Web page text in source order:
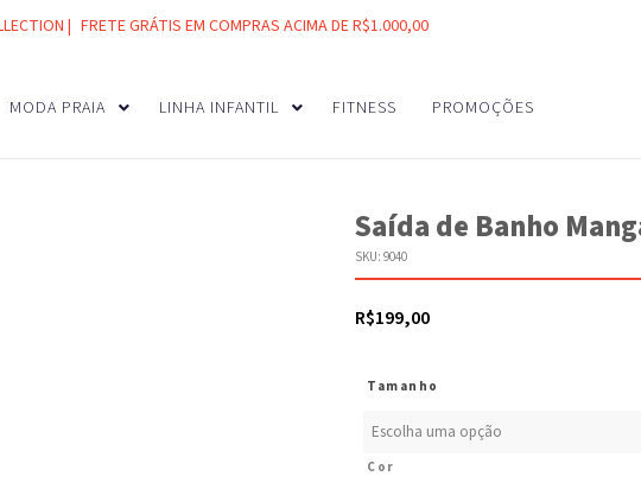
| FRETE GRÁTIS EM COMPRAS ACIMA DE R$1.000,00
MODA PRAIA LINHA INFANTIL FITNESS PROMOÇÕES
Saída de Banho
SKU:9040
R$199,00
Tamanho
Cor